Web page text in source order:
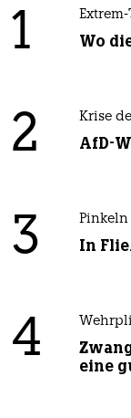
1 Wo
2 Krise
AfD-
3 Pinkeln
In
4
eine